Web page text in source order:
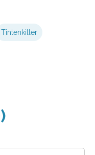
Tintenkiller